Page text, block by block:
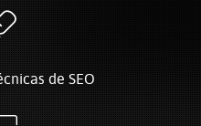
de SEO